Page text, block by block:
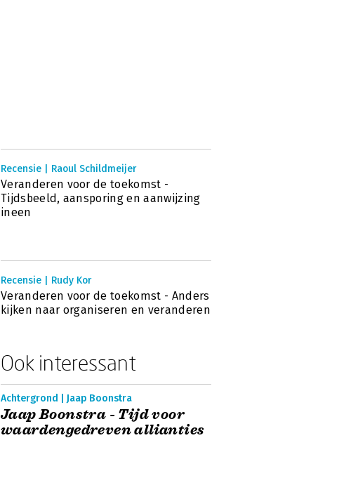
Recensie | Raoul Schildmeijer
Veranderen voor de toekomst -
Tijdsbeeld, aansporing en aanwijzing
ineen
Recensie | Rudy Kor
Veranderen voor de toekomst - Anders
kijken naar organiseren en veranderen
Ook interessant
Achtergrond | Jaap Boonstra
Jaap Boonstra - Tijd voor
waardengedreven allianties